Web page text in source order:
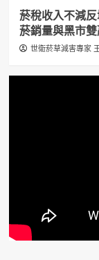
菸稅收入不減
菸銷量與黑市雙
世衛菸草減害專家